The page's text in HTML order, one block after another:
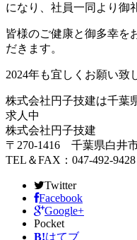
になり、社員一同より御
皆様のご健康と御多幸を
だきます。
2024年も宜しくお願い致
株式会社円子技建は千葉
求人中
株式会社円子技建
〒270-1416 千葉県白井
TEL＆FAX：047-492-9428
Twitter
Facebook
Google+
Pocket
B!はてブ